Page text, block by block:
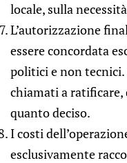
locale, sulla
L’autorizzazione
essere concordata
politici e non
chiamati a ratificare,
quanto deciso.
I costi
esclusivamente